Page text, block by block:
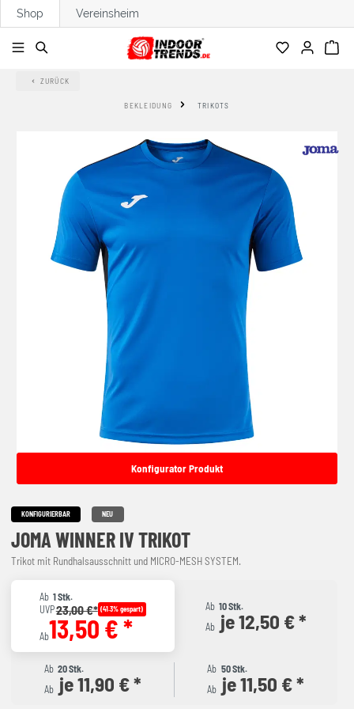
springen
Shop Vereinsheim
ZURÜCK
BEKLEIDUNG TRIKOTS
Konfigurator Produkt
KONFIGURIERBAR NEU
JOMA WINNER IV TRIKOT
Trikot mit Rundhalsausschnitt und MICRO-MESH SYSTEM.
Ab 1 Stk.
UVP23,00 €* (41.3% gespart)
Ab13,50 € *
Ab 10 Stk.
Ab je 12,50 € *
Ab 20 Stk.
Ab je 11,90 € *
Ab 50 Stk.
Ab je 11,50 € *